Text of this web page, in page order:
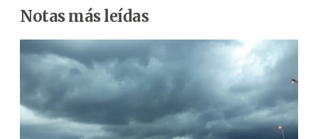
Notas más leídas